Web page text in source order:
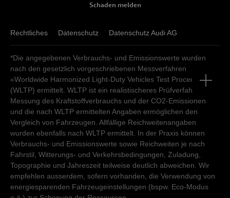
Schaden melden
Rechtliches Datenschutz Datenschutz Audi AG
*Die angegebenen Verbrauchs- und Emissionswerte wurden
nach den gesetzlich vorgeschriebenen Messverfahren
«Worldwide Harmonized Light-Duty Vehicles Test Procedure»
(WLTP) ermittelt. WLTP ist ein realistischeres Prüfverfahren zur
Messung des Kraftstoffverbrauchs und der CO2-Emissionen
und die nach WLTP ermittelten Angaben ermöglichen den
Vergleich von Fahrzeugen. Allfällige Reichweitenangaben
wurden ebenfalls nach WLTP ermittelt. In der Praxis können
Verbrauchs- und Emissionswerte sowie Reichweiten je nach
Fahrstil, Witterungs- und Verkehrsbedingungen, Zuladung,
Topographie und Jahreszeit teilweise deutlich abweichen. Wir
empfehlen ausserdem, sofern vorhanden, die Verwendung von
energiesparenden Fahrzeugeinstellungen (bspw. Eco-Modus